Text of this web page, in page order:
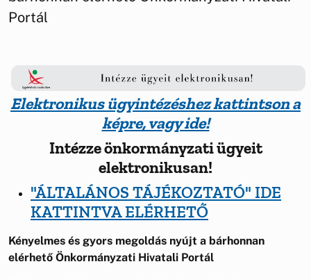
Portál
Elektronikus ügyintézéshez kattintson a
képre, vagy ide!
Intézze önkormányzati ügyeit
elektronikusan!
"ÁLTALÁNOS TÁJÉKOZTATÓ" IDE
KATTINTVA ELÉRHETŐ
Kényelmes és gyors megoldás nyújt a bárhonnan
elérhető Önkormányzati Hivatali Portál